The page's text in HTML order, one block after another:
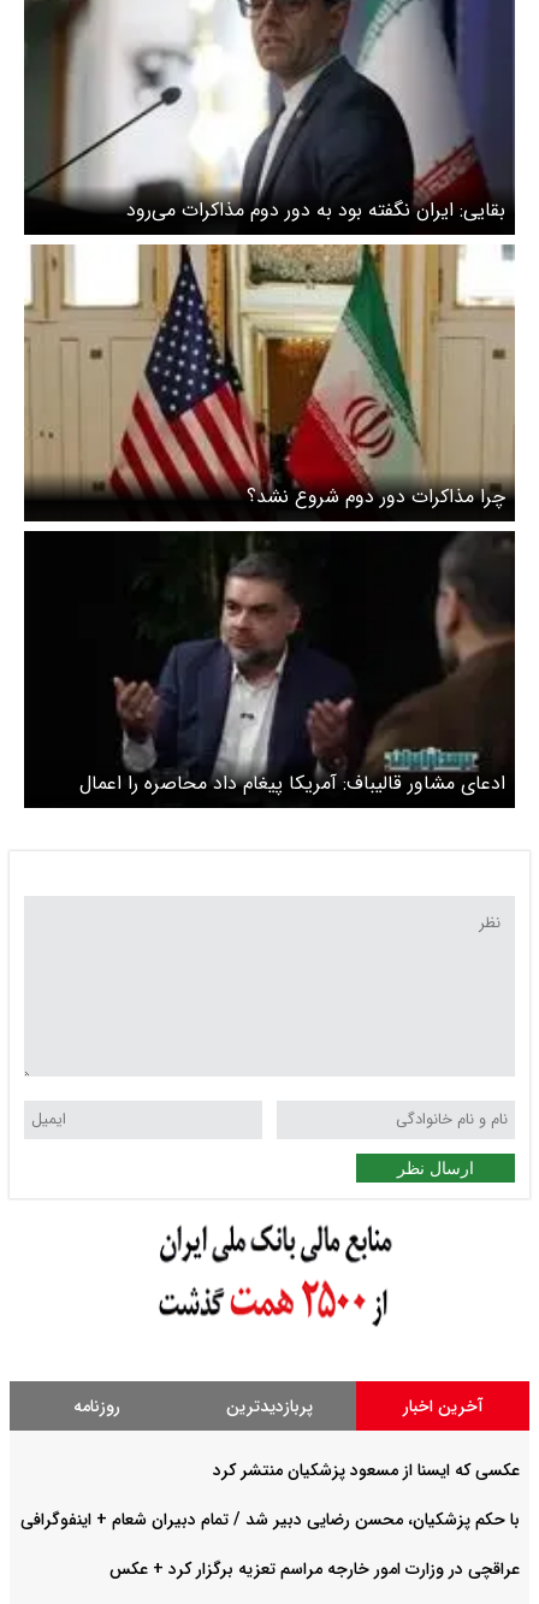
بقایی: ایران نگفته بود به دور دوم مذاکرات می‌رود
چرا مذاکرات دور دوم شروع نشد؟
ادعای مشاور قالیباف: آمریکا پیغام داد محاصره را اعمال
نمی‌کنم به مذاکره بیایید اما ما قبول نکردیم ‌+ ویدئو
ارسال نظر
آخرین اخبار پربازدیدترین روزنامه
عکسی که ایسنا از مسعود پزشکیان منتشر کرد
با حکم پزشکیان، محسن رضایی دبیر شد / تمام دبیران شعام + اینفوگرافی
عراقچی در وزارت امور خارجه مراسم تعزیه برگزار کرد + عکس